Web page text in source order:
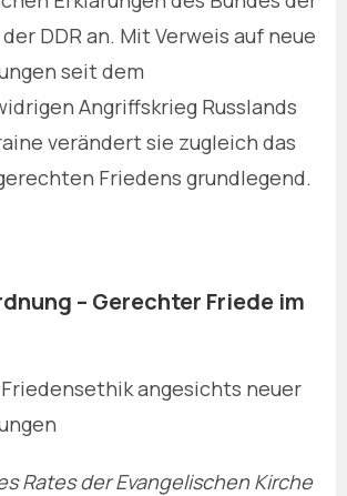
DDR an. Mit Verweis auf neue
seit dem
Angriffskrieg Russlands
verändert sie zugleich das
Friedens grundlegend.
– Gerechter Friede im
angesichts neuer
Rates der Evangelischen Kirche